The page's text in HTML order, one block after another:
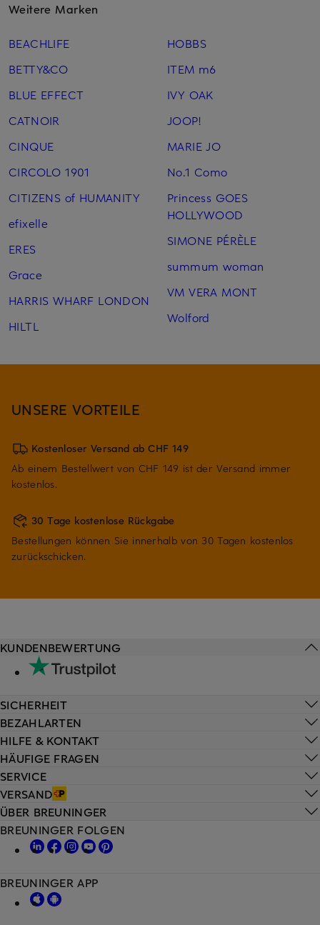
Weitere Marken
BEACHLIFE
BETTY&CO
BLUE EFFECT
CATNOIR
CINQUE
CIRCOLO 1901
CITIZENS of HUMANITY
efixelle
ERES
Grace
HARRIS WHARF LONDON
HILTL
HOBBS
ITEM m6
IVY OAK
JOOP!
MARIE JO
No.1 Como
Princess GOES
HOLLYWOOD
SIMONE PÉRÈLE
summum woman
VM VERA MONT
Wolford
UNSERE VORTEILE
Kostenloser Versand ab CHF 149
Ab einem Bestellwert von CHF 149 ist der Versand immer
kostenlos.
30 Tage kostenlose Rückgabe
Bestellungen können Sie innerhalb von 30 Tagen kostenlos
zurückschicken.
HILFE & KONTAKT
HÄUFIGE FRAGEN
SERVICE
VERSAND
KUNDENBEWERTUNG
SICHERHEIT
BEZAHLARTEN
ÜBER BREUNINGER
BREUNINGER FOLGEN
BREUNINGER APP